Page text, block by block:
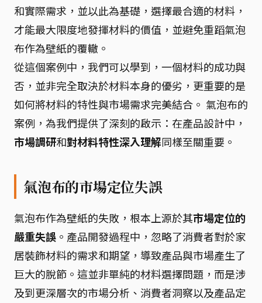
和實際需求，並以此為基礎，選擇最合適的材料，
才能最大限度地發揮材料的價值，並避免重蹈氣泡
布作為壁紙的覆轍。
從這個案例中，我們可以學到，一個材料的成功與
否，並非完全取決於材料本身的優劣，更重要的是
如何將材料的特性與市場需求完美結合。 氣泡布的
案例，為我們提供了深刻的啟示：在產品設計中，
市場調研和對材料特性深入理解同樣至關重要。
氣泡布的市場定位失誤
氣泡布作為壁紙的失敗，根本上源於其市場定位的
嚴重失誤 。產品開發過程中，忽略了消費者對於家
居裝飾材料的需求和期望，導致產品與市場產生了
巨大的脫節。這並非單純的材料選擇問題，而是涉
及到更深層次的市場分析、消費者洞察以及產品定